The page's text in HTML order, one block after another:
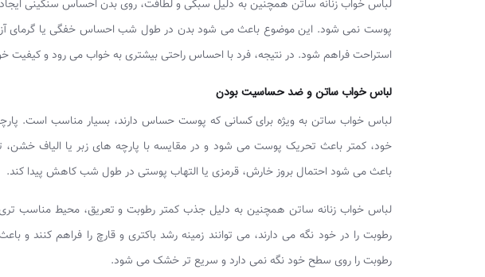
لباس خواب زنانه ساتن همچنین به دلیل سبکی و لطافت، روی بدن احساس سنگینی
پوست نمی‌ شود. این موضوع باعث می‌ شود بدن در طول شب احساس خفگی یا گرمای
استراحت فراهم شود. در نتیجه، فرد با احساس راحتی بیشتری به خواب می‌ رود و
لباس خواب ساتن و ضد حساسیت بودن
لباس خواب ساتن به‌ ویژه برای کسانی که پوست حساس دارند، بسیار مناسب است.
خود، کمتر باعث تحریک پوست می‌ شود و در مقایسه با پارچه‌ های زبر یا الیاف خشن،
باعث می‌ شود احتمال بروز خارش، قرمزی یا التهاب پوستی در طول شب کاهش پیدا کند.
لباس خواب زنانه ساتن همچنین به دلیل جذب کمتر رطوبت و تعریق، محیط مناسب‌
رطوبت را در خود نگه می‌ دارند، می‌ توانند زمینه رشد باکتری و قارچ را فراهم کنند و
رطوبت را روی سطح خود نگه نمی‌ دارد و سریع‌ تر خشک می‌ شود.